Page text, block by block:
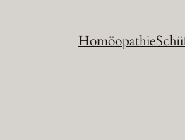
Homöopathie